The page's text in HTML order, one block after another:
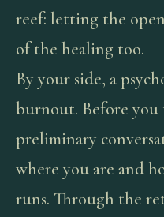
reef: letting the
of the healing too.
By your side, a
burnout. Before you
preliminary
where you are and
runs. Through the